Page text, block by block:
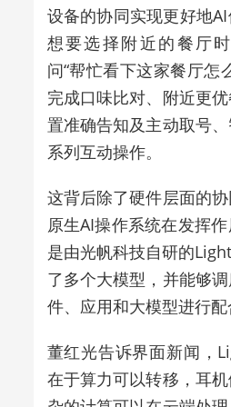
设备的协同实现更好地
想要选择附近的餐厅
问“帮忙看下这家餐厅怎
完成口味比对、附近更
置准确告知及主动取号
系列互动操作。
这背后除了硬件层面的
原生AI操作系统在发挥
是由光帆科技自研的
了多个大模型，并能够
件、应用和大模型进行配
董红光告诉界面新闻，
在于算力可以转移，耳